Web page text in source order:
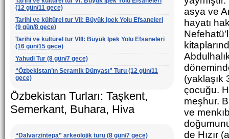
(12 gün/11 gece)
Tarihi ve kültürel tur VII: Büyük Ipek Yolu Efsaneleri
(9 gün/8 gece)
Tarihi ve kültürel tur VIII: Büyük Ipek Yolu Efsaneleri
(16 gün/15 gece)
Yahudi Tur (8 gün/7 gece)
“Özbekistan’ın Seramik Dünyası” Turu (12 gün/11
gece)
Özbekistan Turları: Taşkent,
Semerkant, Buhara, Hiva
“Dalvarzintepa” arkeolojik turu (8 gün/7 gece)
asya ve
hayatı
(yaklaşık
çocuğu.
meşhur.
ve
de Hızır